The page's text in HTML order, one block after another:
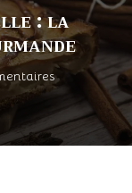
: la